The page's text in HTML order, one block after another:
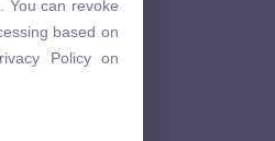
based on
Policy on
You can revoke
based on
Policy on